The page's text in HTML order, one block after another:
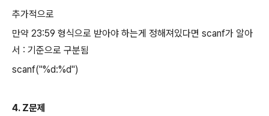
추가적으로
만약 23:59 형식으로 받아야 하는게 정해져있다면 scanf가 알아
서 : 기준으로 구분됨
scanf("%d:%d")
4. Z문제